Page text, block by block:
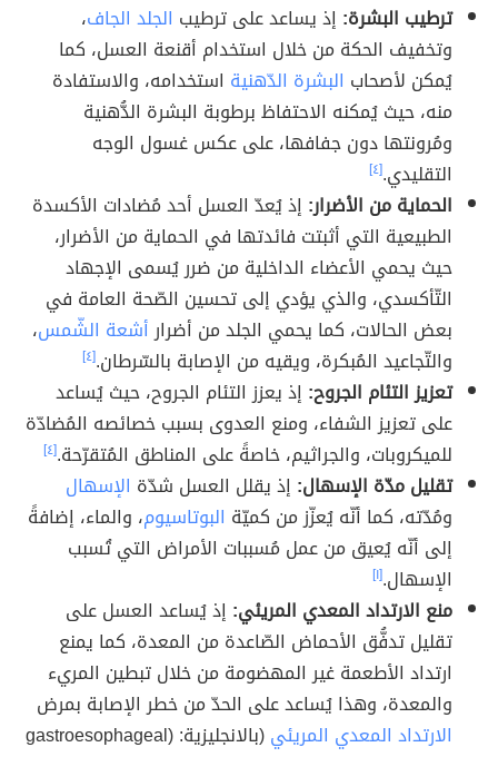
ترطيب البشرة: إذ يساعد على ترطيب الجلد الجاف،
وتخفيف الحكة من خلال استخدام أقنعة العسل، كما
يُمكن لأصحاب البشرة الدّهنية استخدامه، والاستفادة
منه، حيث يُمكنه الاحتفاظ برطوبة البشرة الدُّهنية
ومُرونتها دون جفافها، على عكس غسول الوجه
التقليدي.[٤]
الحماية من الأضرار: إذ يُعدّ العسل أحد مُضادات الأكسدة
الطبيعية التي أثبتت فائدتها في الحماية من الأضرار،
حيث يحمي الأعضاء الداخلية من ضرر يُسمى الإجهاد
التّأكسدي، والذي يؤدي إلى تحسين الصّحة العامة في
بعض الحالات، كما يحمي الجلد من أضرارأشعة الشّمس،
والتّجاعيد المُبكرة، ويقيه من الإصابة بالسّرطان.[٤]
تعزيز التئام الجروح: إذ يعزز التئام الجروح، حيث يُساعد
على تعزيز الشفاء، ومنع العدوى بسبب خصائصه المُضادّة
للميكروبات، والجراثيم، خاصةً على المناطق المُتقرّحة.[٤]
تقليل مدّة الإسهال: إذ يقلل العسل شدّة الإسهال
ومُدّته، كما أنّه يُعزّز من كميّة البوتاسيوم، والماء، إضافةً
إلى أنّه يُعيق من عمل مُسببات الأمراض التي تُسبب
الإسهال.[١]
منع الارتداد المعدي المريئي: إذ يُساعد العسل على
تقليل تدفُّق الأحماض الصّاعدة من المعدة، كما يمنع
ارتداد الأطعمة غير المهضومة من خلال تبطين المريء
والمعدة، وهذا يُساعد على الحدّ من خطر الإصابة بمرض
الارتداد المعدي المريئي
(بالانجليزية: (gastroesophageal